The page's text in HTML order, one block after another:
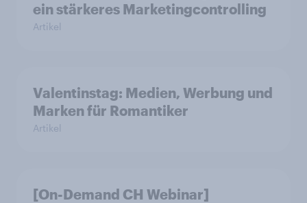
ein stärkeres Marketingcontrolling
Artikel
Valentinstag: Medien, Werbung und
Marken für Romantiker
Artikel
[On-Demand CH Webinar]